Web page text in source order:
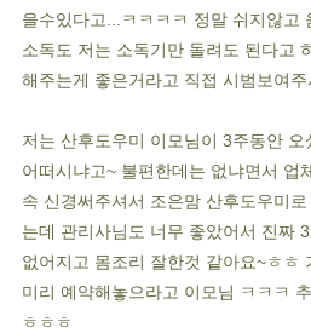
을수있다고...ㅋㅋㅋㅋ 정말 쉬지않고
소독도 저는 소독기만 돌려도 된다고
해주는게 좋은거라고 직접 시범보여
저는 산후도우미 이모님이 3주동안
어떠시냐고~ 불편한데는 없냐면서 업
속 신경써주셔서 조은맘 산후도우미
는데 관리사님도 너무 좋았어서 진짜
없어지고 몸조리 잘한것 같아요~ㅎㅎ
미리 예약해놓으라고 이모님 ㅋㅋㅋ
ㅎㅎㅎ